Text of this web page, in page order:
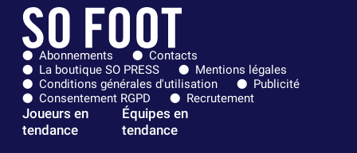
Abonnements
Contacts
La boutique SO PRESS
Mentions légales
Conditions générales d'utilisation
Publicité
Consentement RGPD
Recrutement
Joueurs en
tendance
Équipes en
tendance